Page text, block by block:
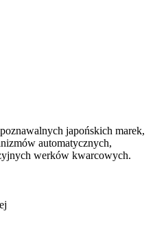
japońskich marek,
automatycznych,
werków kwarcowych.